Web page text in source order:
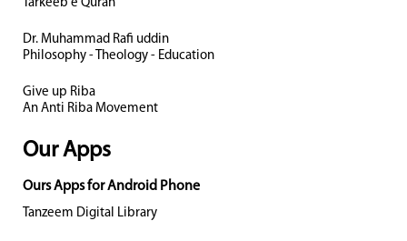
Tarkeeb e Quran
Dr. Muhammad Rafi uddin
Philosophy - Theology - Education
Give up Riba
An Anti Riba Movement
Our Apps
Ours Apps for Android Phone
Tanzeem Digital Library